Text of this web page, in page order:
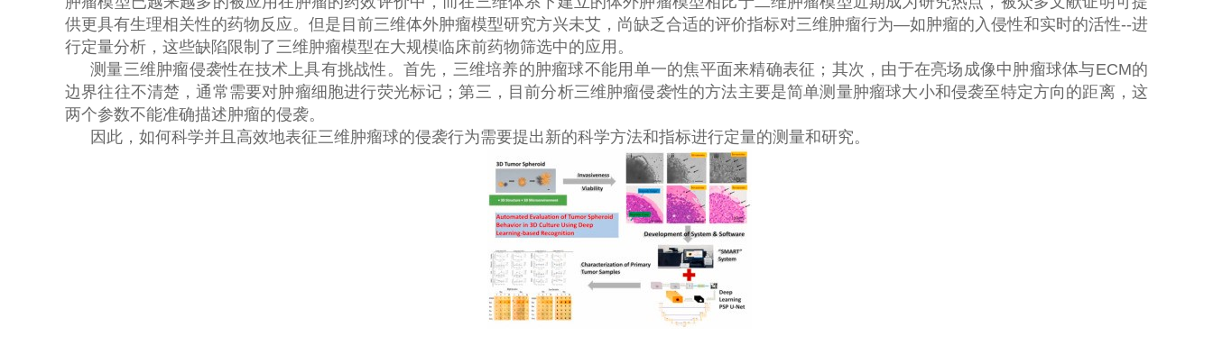
供更具有生理相关性的药物反应。但是目前三维体外肿瘤模型研究方兴未艾，尚缺乏合适的评价指标对三维肿瘤行为—如肿瘤的入侵性和实时的活性--进
行定量分析，这些缺陷限制了三维肿瘤模型在大规模临床前药物筛选中的应用。
测量三维肿瘤侵袭性在技术上具有挑战性。首先，三维培养的肿瘤球不能用单一的焦平面来精确表征；其次，由于在亮场成像中肿瘤球体与ECM的
边界往往不清楚，通常需要对肿瘤细胞进行荧光标记；第三，目前分析三维肿瘤侵袭性的方法主要是简单测量肿瘤球大小和侵袭至特定方向的距离，这
两个参数不能准确描述肿瘤的侵袭。
因此，如何科学并且高效地表征三维肿瘤球的侵袭行为需要提出新的科学方法和指标进行定量的测量和研究。